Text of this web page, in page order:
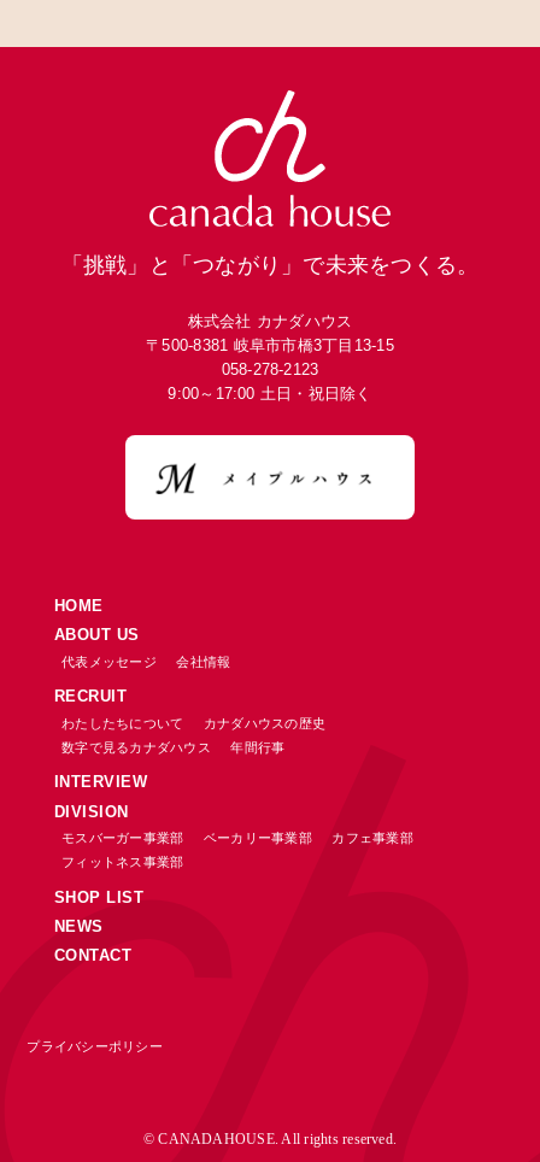
「挑戦」と「つながり」で未来をつくる。
株式会社 カナダハウス
〒500-8381 岐阜市市橋3丁目13-15
058-278-2123
9:00～17:00 土日・祝日除く
HOME
ABOUT US
代表メッセージ 会社情報
RECRUIT
わたしたちについて
カナダハウスの歴史
数字で見るカナダハウス
年間行事
INTERVIEW
DIVISION
モスバーガー事業部 ベーカリー事業部
カフェ事業部
フィットネス事業部
SHOP LIST
NEWS
CONTACT
プライバシーポリシー
© CANADAHOUSE. All rights reserved.